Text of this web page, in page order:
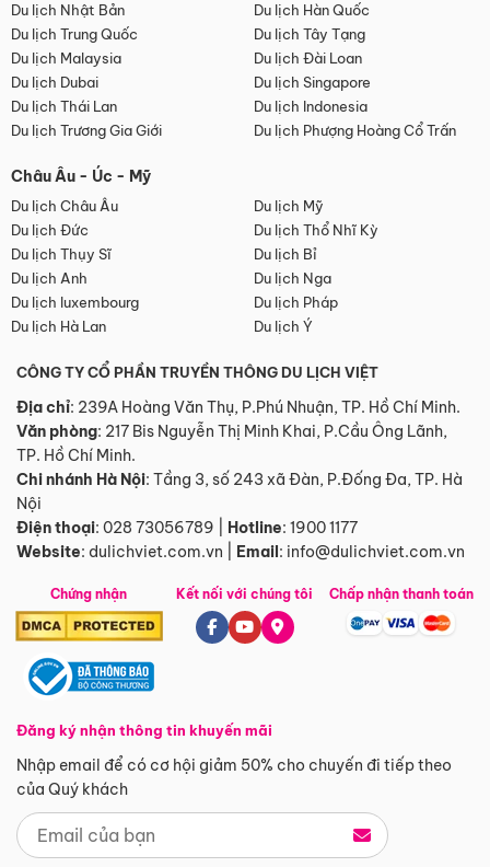
Du lịch Nhật Bản
Du lịch Hàn Quốc
Du lịch Trung Quốc
Du lịch Tây Tạng
Du lịch Malaysia
Du lịch Đài Loan
Du lịch Dubai
Du lịch Singapore
Du lịch Thái Lan
Du lịch Indonesia
Du lịch Trương Gia Giới
Du lịch Phượng Hoàng Cổ Trấn
Châu Âu - Úc - Mỹ
Du lịch Châu Âu
Du lịch Mỹ
Du lịch Đức
Du lịch Thổ Nhĩ Kỳ
Du lịch Thụy Sĩ
Du lịch Bỉ
Du lịch Anh
Du lịch Nga
Du lịch luxembourg
Du lịch Pháp
Du lịch Hà Lan
Du lịch Ý
CÔNG TY CỔ PHẦN TRUYỀN THÔNG DU LỊCH VIỆT
Địa chỉ: 239A Hoàng Văn Thụ, P.Phú Nhuận, TP. Hồ Chí Minh.
Văn phòng: 217 Bis Nguyễn Thị Minh Khai, P.Cầu Ông Lãnh,
TP. Hồ Chí Minh.
Chi nhánh Hà Nội: Tầng 3, số 243 xã Đàn, P.Đống Đa, TP. Hà
Nội
Điện thoại: 028 73056789 Hotline: 1900 1177
Website: dulichviet.com.vn Email: info@dulichviet.com.vn
Chứng nhận
Đăng ký nhận thông tin khuyến mãi
Nhập email để có cơ hội giảm 50% cho chuyến đi tiếp theo
của Quý khách
Kết nối với chúng tôi Chấp nhận thanh toán